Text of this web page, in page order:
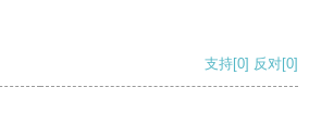
支持[0] 反对[0]